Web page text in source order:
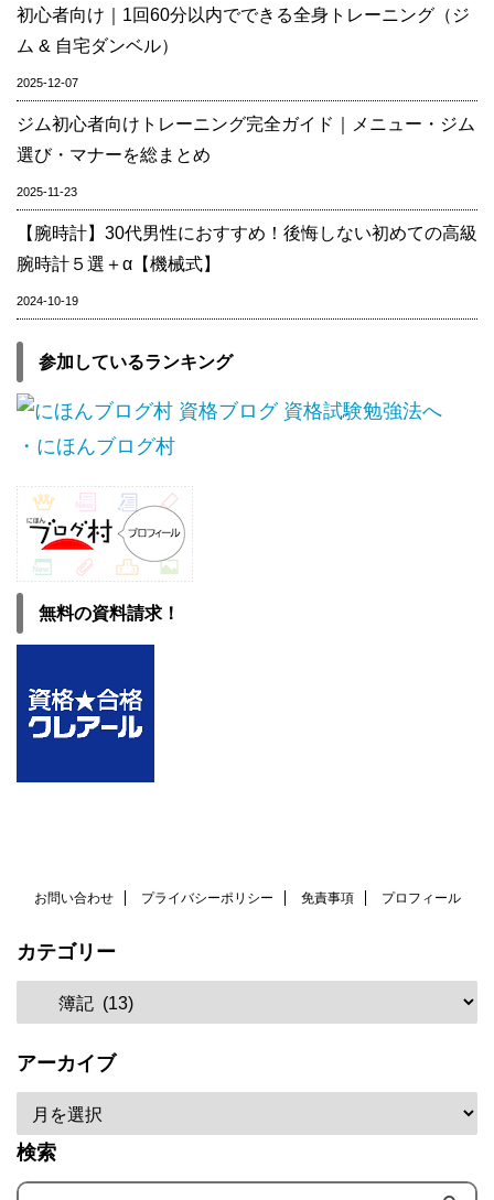
初心者向け｜1回60分以内でできる全身トレーニング（ジ
ム & 自宅ダンベル）
2025-12-07
ジム初心者向けトレーニング完全ガイド｜メニュー・ジム
選び・マナーを総まとめ
2025-11-23
【腕時計】30代男性におすすめ！後悔しない初めての高級
腕時計５選＋α【機械式】
2024-10-19
参加しているランキング
・にほんブログ村
無料の資料請求！
お問い合わせ プライバシーポリシー 免責事項 プロフィール
カテゴリー
アーカイブ
検索